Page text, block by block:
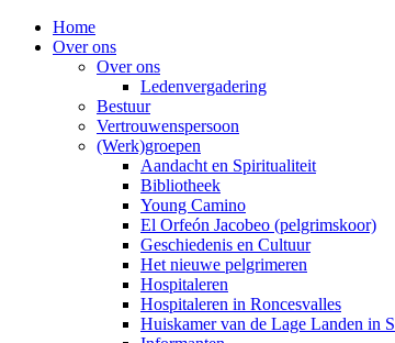
Home
Over ons
Over ons
Ledenvergadering
Bestuur
Vertrouwenspersoon
(Werk)groepen
Aandacht en Spiritualiteit
Bibliotheek
Young Camino
El Orfeón Jacobeo (pelgrimskoor)
Geschiedenis en Cultuur
Het nieuwe pelgrimeren
Hospitaleren
Hospitaleren in Roncesvalles
Huiskamer van de Lage Landen in